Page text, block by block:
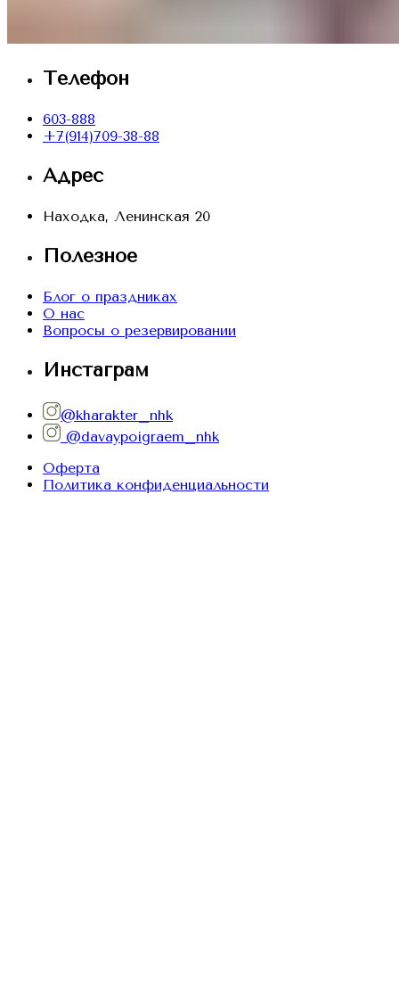
Телефон
603-888
+7(914)709-38-88
Адрес
Находка, Ленинская 20
Полезное
Блог о праздниках
О нас
Вопросы о резервировании
Инстаграм
@kharakter_nhk
@davaypoigraem_nhk
Оферта
Политика конфиденциальности